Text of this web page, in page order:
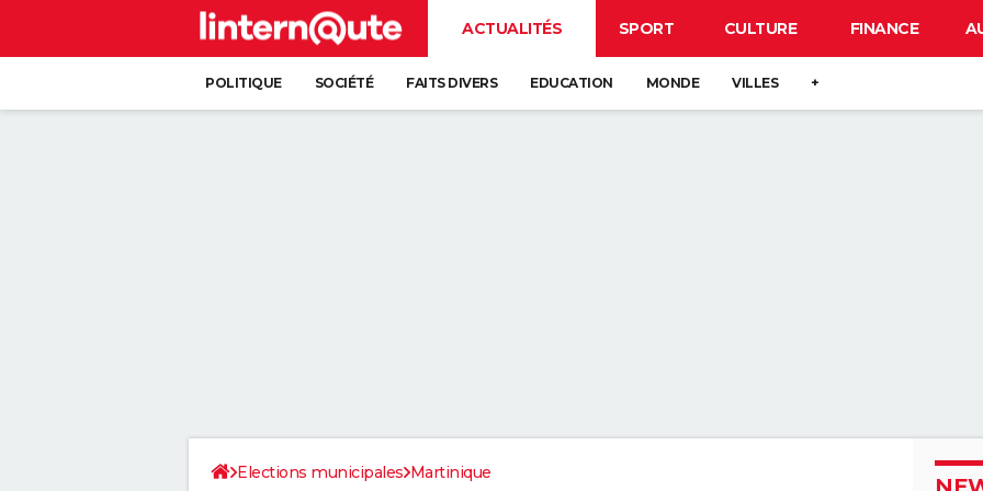
ACTUALITÉS SPORT CULTURE FINANCE
POLITIQUE SOCIÉTÉ FAITS DIVERS EDUCATION MONDE VILLES +
Elections municipales Martinique